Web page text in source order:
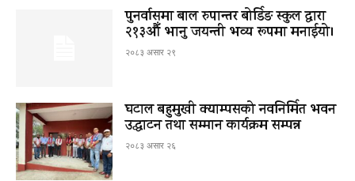
पुनर्वासमा बाल रुपान्तर बोर्डिङ स्कुल द्धारा
२१३औँ भानु जयन्ती भव्य रूपमा मनाईयो।
२०८३ असार २९
घटाल बहुमुखी क्याम्पसको नवनिर्मित भवन
उद्घाटन तथा सम्मान कार्यक्रम सम्पन्न
२०८३ असार २६